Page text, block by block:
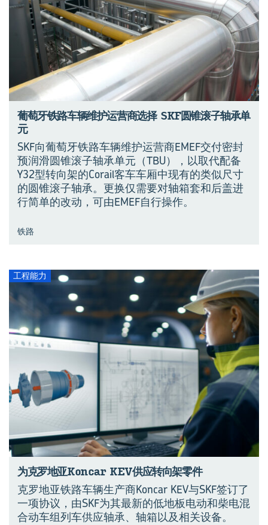
葡萄牙铁路车辆维护运营商选择 SKF圆锥滚子轴承单
元
SKF向葡萄牙铁路车辆维护运营商EMEF交付密封
预润滑圆锥滚子轴承单元（TBU），以取代配备
Y32型转向架的Corail客车车厢中现有的类似尺寸
的圆锥滚子轴承。更换仅需要对轴箱套和后盖进
行简单的改动，可由EMEF自行操作。
铁路
工程能力
为克罗地亚Kon­car KEV供应转向架零件
克罗地亚铁路车辆生产商Koncar KEV与SKF签订了
一项协议，由SKF为其最新的低地板电动和柴电混
合动车组列车供应轴承、轴箱以及相关设备。